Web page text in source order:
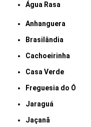
Água Rasa
Anhanguera
Brasilândia
Cachoeirinha
Casa Verde
Freguesia do Ó
Jaraguá
Jaçanã